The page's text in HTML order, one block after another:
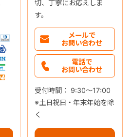
切、丁寧にお応えしま
す。
メールで
お問い合わせ
電話で
お問い合わせ
受付時間： 9:30～17:00
※土日祝日・年末年始を除
く